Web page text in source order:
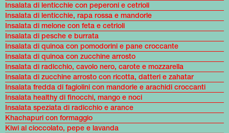
Insalata di lenticchie con peperoni e cetrioli
Insalata di lenticchie, rapa rossa e mandorle
Insalata di melone con feta e cetrioli
Insalata di pesche e burrata
Insalata di quinoa con pomodorini e pane croccante
Insalata di quinoa con zucchine arrosto
Insalata di radicchio, cavolo nero, carote e mozzarella
Insalata di zucchine arrosto con ricotta, datteri e zahatar
Insalata fredda di fagiolini con mandorle e arachidi croccanti
Insalata healthy di finocchi, mango e noci
Insalata speziata di radicchio e arance
Khachapuri con formaggio
Kiwi al cioccolato, pepe e lavanda